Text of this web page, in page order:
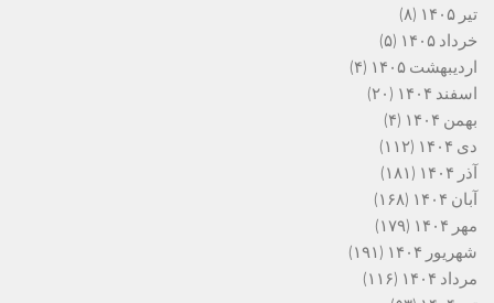
تیر ۱۴۰۵
(۸)
خرداد ۱۴۰۵
(۵)
اردیبهشت ۱۴۰۵
(۴)
اسفند ۱۴۰۴
(۲۰)
بهمن ۱۴۰۴
(۴)
دی ۱۴۰۴
(۱۱۲)
آذر ۱۴۰۴
(۱۸۱)
آبان ۱۴۰۴
(۱۶۸)
مهر ۱۴۰۴
(۱۷۹)
شهریور ۱۴۰۴
(۱۹۱)
مرداد ۱۴۰۴
(۱۱۶)